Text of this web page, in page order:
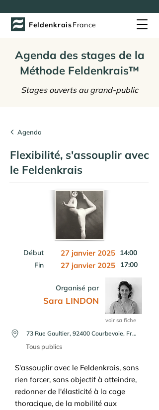
FeldenkraisFrance
Agenda des stages de la
Méthode Feldenkrais™
Stages ouverts au grand-public
Agenda
Flexibilité, s'assouplir avec
le Feldenkrais
Début 27 janvier 2025 14:00
Fin
27 janvier 2025 17:00
Organisé par
Sara LINDON
voir sa fiche
73 Rue Gaultier, 92400 Courbevoie, France
Tous publics
S'assouplir avec le Feldenkrais, sans
rien forcer, sans objectif à atteindre,
redonner de l'élasticité à la cage
thoracique, de la mobilité aux